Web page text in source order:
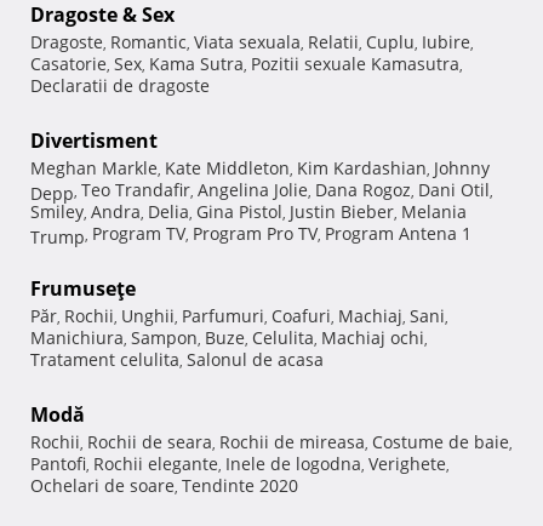
Dragoste & Sex
Dragoste, Romantic, Viata sexuala, Relatii, Cuplu, Iubire,
Casatorie, Sex, Kama Sutra, Pozitii sexuale Kamasutra,
Declaratii de dragoste
Divertisment
Meghan Markle, Kate Middleton, Kim Kardashian, Johnny
Depp, Teo Trandafir, Angelina Jolie, Dana Rogoz, Dani Otil,
Smiley, Andra, Delia, Gina Pistol, Justin Bieber, Melania
Trump, Program TV, Program Pro TV, Program Antena 1
Frumuseţe
Păr, Rochii, Unghii, Parfumuri, Coafuri, Machiaj, Sani,
Manichiura, Sampon, Buze, Celulita, Machiaj ochi,
Tratament celulita, Salonul de acasa
Modă
Rochii, Rochii de seara, Rochii de mireasa, Costume de baie,
Pantofi, Rochii elegante, Inele de logodna, Verighete,
Ochelari de soare, Tendinte 2020